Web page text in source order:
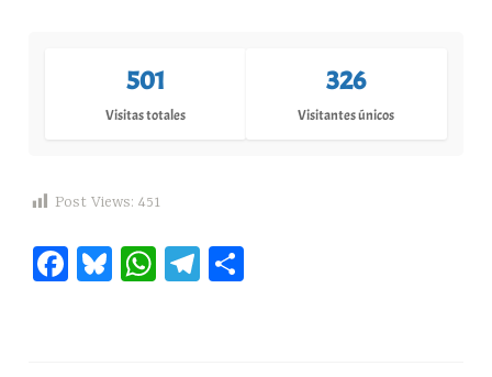
501
Visitas totales
326
Visitantes únicos
Post Views: 451
Fa Bl W Te